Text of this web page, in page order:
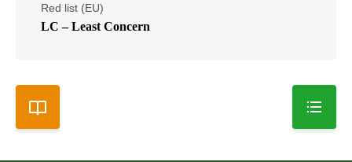
Red list (EU)
LC – Least Concern